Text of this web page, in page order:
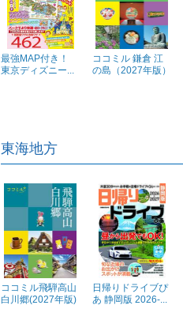
最強MAP付き！
東京ディズニー...
ココミル 鎌倉 江
の島（2027年版）
東海地方
ココミル飛騨高山
白川郷(2027年版)
日帰りドライブぴ
あ 静岡版 2026-...